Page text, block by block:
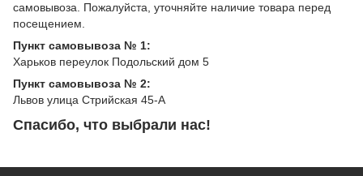
самовывоза. Пожалуйста, уточняйте наличие товара перед
посещением.
Пункт самовывоза № 1:
Харьков переулок Подольский дом 5
Пункт самовывоза № 2:
Львов улица Стрийская 45-А
Спасибо, что выбрали нас!